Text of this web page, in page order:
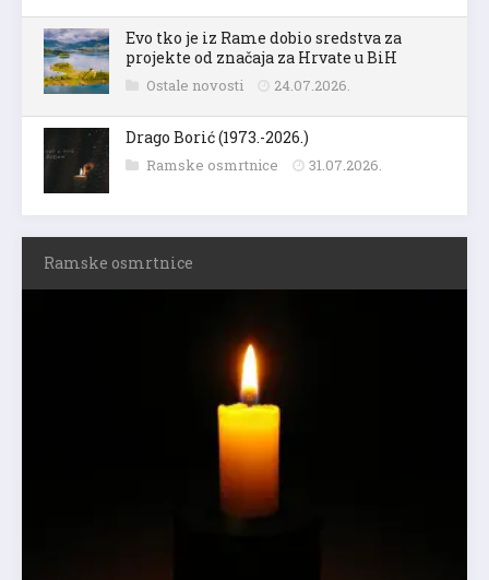
Evo tko je iz Rame dobio sredstva za
projekte od značaja za Hrvate u BiH
Ostale novosti 24.07.2026.
Drago Borić (1973.-2026.)
Ramske osmrtnice 31.07.2026.
Ramske osmrtnice